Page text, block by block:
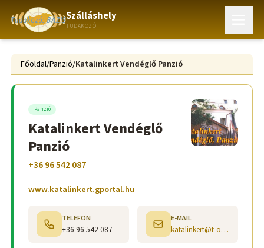
Szálláshely
TUDAKOZÓ
Főoldal/Panzió/Katalinkert Vendéglő Panzió
Panzió
Katalinkert Vendéglő
Panzió
+36 96 542 087
www.katalinkert.gportal.hu
TELEFON
+36 96 542 087
E-MAIL
katalinkert@t-online.hu